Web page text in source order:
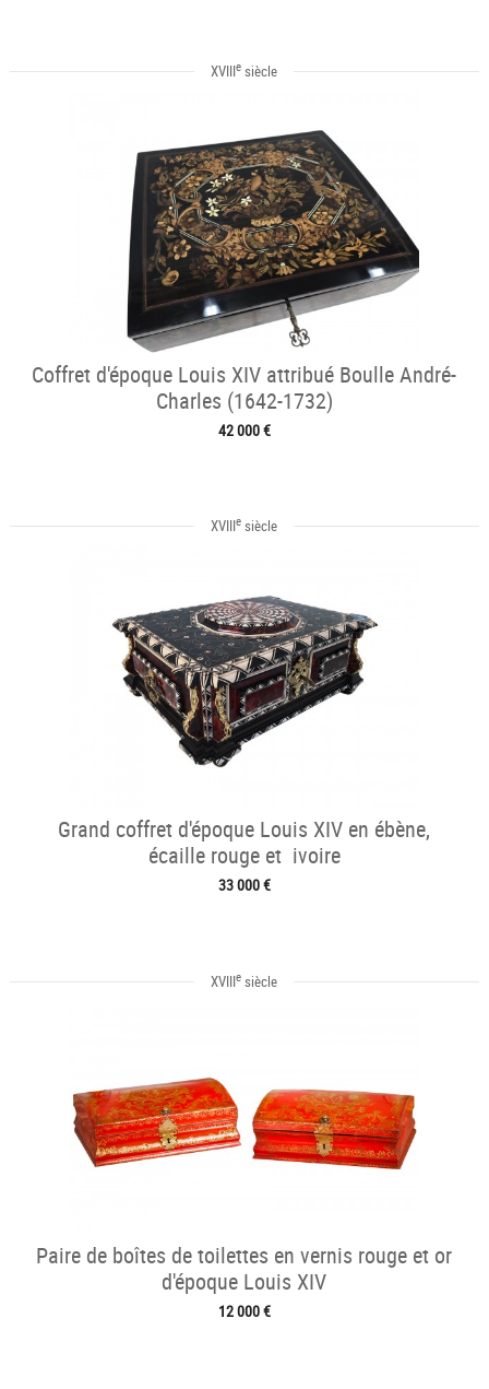
XVIIIe siècle
Coffret d'époque Louis XIV attribué Boulle André-
Charles (1642-1732)
42 000 €
XVIIIe siècle
Grand coffret d'époque Louis XIV en ébène,
écaille rouge et ivoire
33 000 €
XVIIIe siècle
Paire de boîtes de toilettes en vernis rouge et or
d'époque Louis XIV
12 000 €